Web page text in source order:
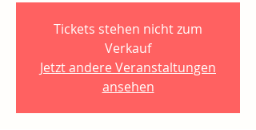
Tickets stehen nicht zum
Verkauf
Jetzt andere Veranstaltungen
ansehen